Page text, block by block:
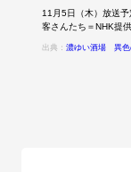
11月5日（木）放送
客さんたち＝NHK提供
出典：濃ゆい酒場 異色